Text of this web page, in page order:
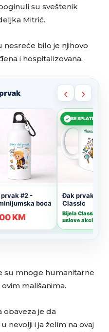
su sveštenik
Mitrić.
bilo je njihovo
i hospitalizovana.
su mnoge humanitarne
mališanima.
obaveza je da
nevolji i ja želim na ovaj